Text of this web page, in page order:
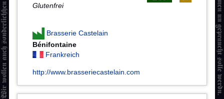
Glutenfrei
Brasserie Castelain
Bénifontaine
Frankreich
http://www.brasseriecastelain.com